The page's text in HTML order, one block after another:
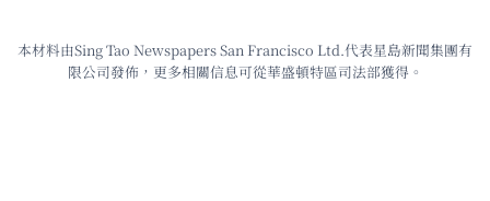
本材料由Sing Tao Newspapers San Francisco Ltd.代表星島新聞集團有
限公司發佈，更多相關信息可從華盛頓特區司法部獲得。